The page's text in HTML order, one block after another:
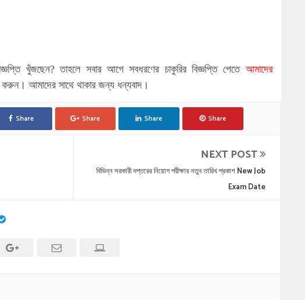
খুঁজছেন?তাহলে সবার আগে সবধরণের চাকুরির বিজ্ঞপ্তি পেতে আমাদের
করুন। আমাদের সাথে থাকার জন্য ধন্যবাদ।
Share Share Share Share
NEXT POST
বিভিন্ন সরকারী দপ্তরের নিয়োগ পরীক্ষার নতুন তারিখ প্রকাশ New Job
Exam Date